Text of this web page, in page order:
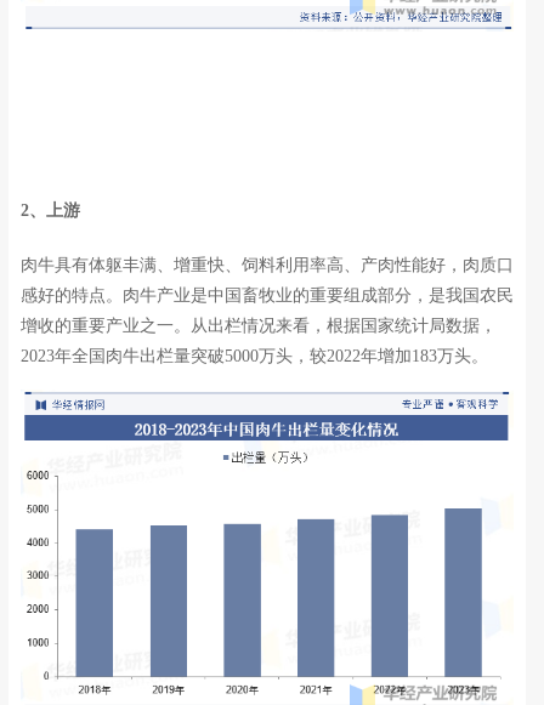
2、上游
肉牛具有体躯丰满、增重快、饲料利用率高、产肉性能好，肉质口
感好的特点。肉牛产业是中国畜牧业的重要组成部分，是我国农民
增收的重要产业之一。从出栏情况来看，根据国家统计局数据，
2023年全国肉牛出栏量突破5000万头，较2022年增加183万头。